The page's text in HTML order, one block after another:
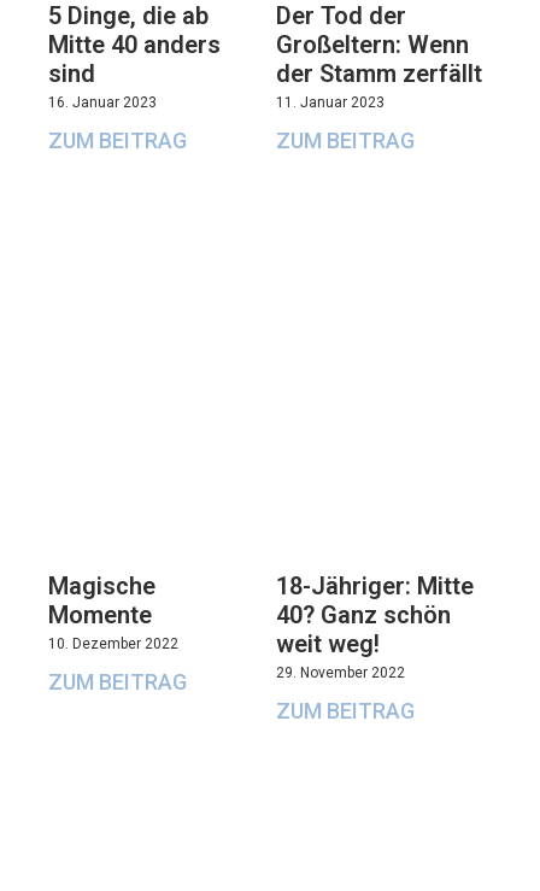
5 Dinge, die ab
Mitte 40 anders
sind
16. Januar 2023
ZUM BEITRAG
Der Tod der
Großeltern: Wenn
der Stamm zerfällt
11. Januar 2023
ZUM BEITRAG
Magische
Momente
10. Dezember 2022
ZUM BEITRAG
18-Jähriger: Mitte
40? Ganz schön
weit weg!
29. November 2022
ZUM BEITRAG